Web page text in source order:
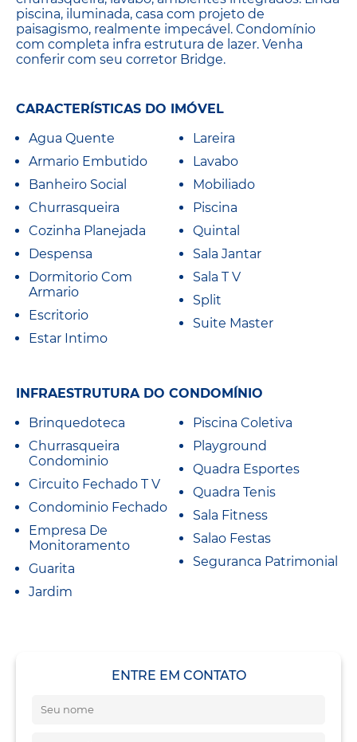
piscina, iluminada, casa com projeto de
paisagismo, realmente impecável. Condomínio
com completa infra estrutura de lazer. Venha
conferir com seu corretor Bridge.
CARACTERÍSTICAS DO IMÓVEL
Agua Quente
Armario Embutido
Banheiro Social
Churrasqueira
Cozinha Planejada
Despensa
Dormitorio Com
Armario
Escritorio
Estar Intimo
Lareira
Lavabo
Mobiliado
Piscina
Quintal
Sala Jantar
Sala T V
Split
Suite Master
INFRAESTRUTURA DO CONDOMÍNIO
Brinquedoteca
Churrasqueira
Condominio
Circuito Fechado T V
Condominio Fechado
Empresa De
Monitoramento
Guarita
Jardim
Piscina Coletiva
Playground
Quadra Esportes
Quadra Tenis
Sala Fitness
Salao Festas
Seguranca Patrimonial
ENTRE EM CONTATO